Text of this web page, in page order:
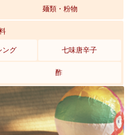
麺類・粉物
ング 七味唐辛子
酢